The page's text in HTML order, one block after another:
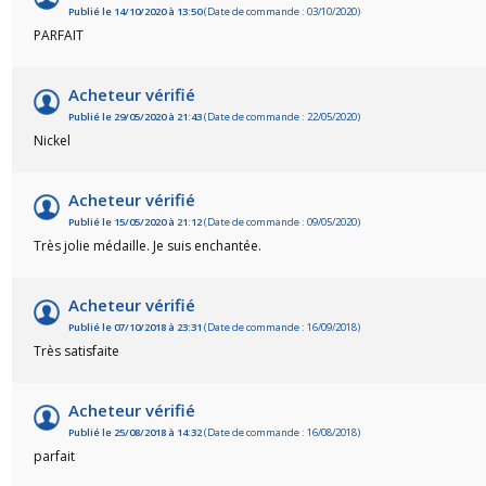
(5 avis)
Publié le 14/10/2020 à 13:50(Date de commande : 03/10/2020)
PARFAIT
Acheteur vérifié
Publié le 29/05/2020 à 21:43(Date de commande : 22/05/2020)
Nickel
Acheteur vérifié
Publié le 15/05/2020 à 21:12(Date de commande : 09/05/2020)
Très jolie médaille. Je suis enchantée.
Acheteur vérifié
Publié le 07/10/2018 à 23:31 (Date de commande : 16/09/2018)
Très satisfaite
Acheteur vérifié
Publié le 25/08/2018 à 14:32(Date de commande : 16/08/2018)
parfait